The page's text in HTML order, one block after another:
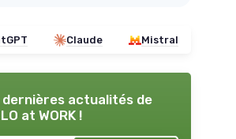
Claude Mistral
dernières actualités de
at WORK !